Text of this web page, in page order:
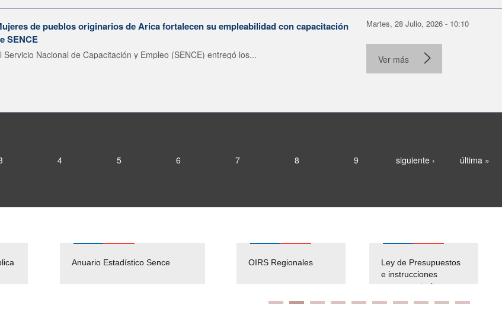
de pueblos originarios de Arica fortalecen su empleabilidad con capacitación
SENCE
Servicio Nacional de Capacitación y Empleo (SENCE) entregó los...
Martes, 28 Julio, 2026 - 10:10
Ver más
4 5 6 7 8 9 siguiente › última »
Anuario Estadístico Sence
Públicos
Solicitud Audiencias y
OIRS Regionales
Ley de Presupuestos
e instrucciones
presuspuetarias